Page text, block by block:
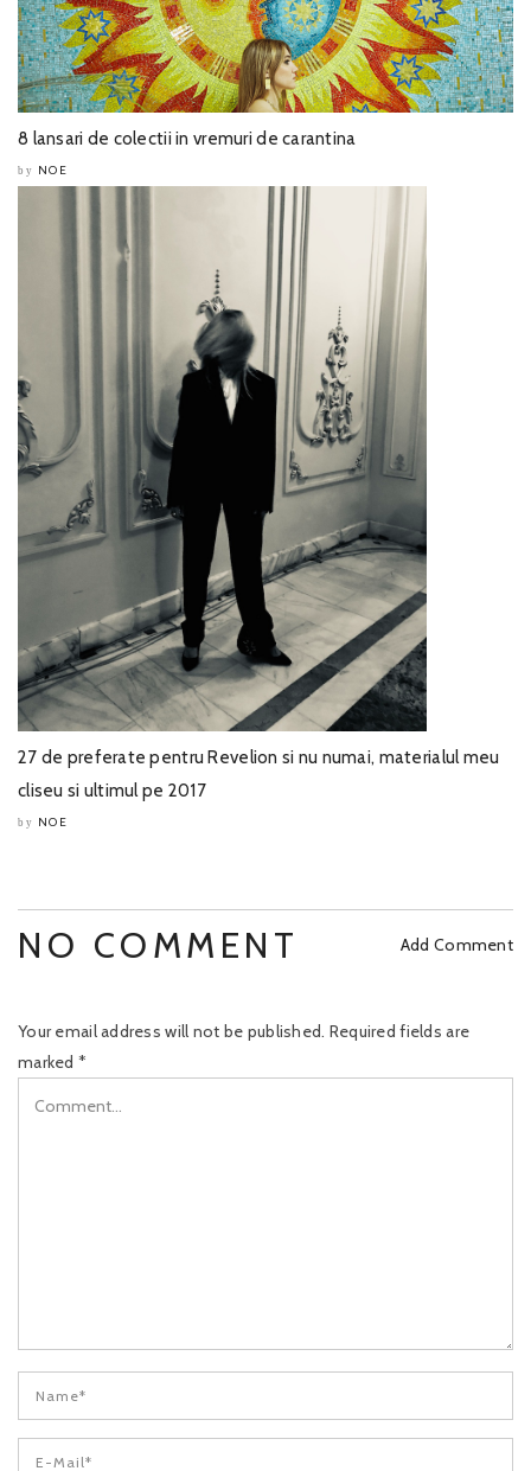
8 lansari de colectii in vremuri de carantina
by NOE
27 de preferate pentru Revelion si nu numai, materialul meu
cliseu si ultimul pe 2017
by NOE
NO COMMENT Add Comment
Your email address will not be published. Required fields are
marked *